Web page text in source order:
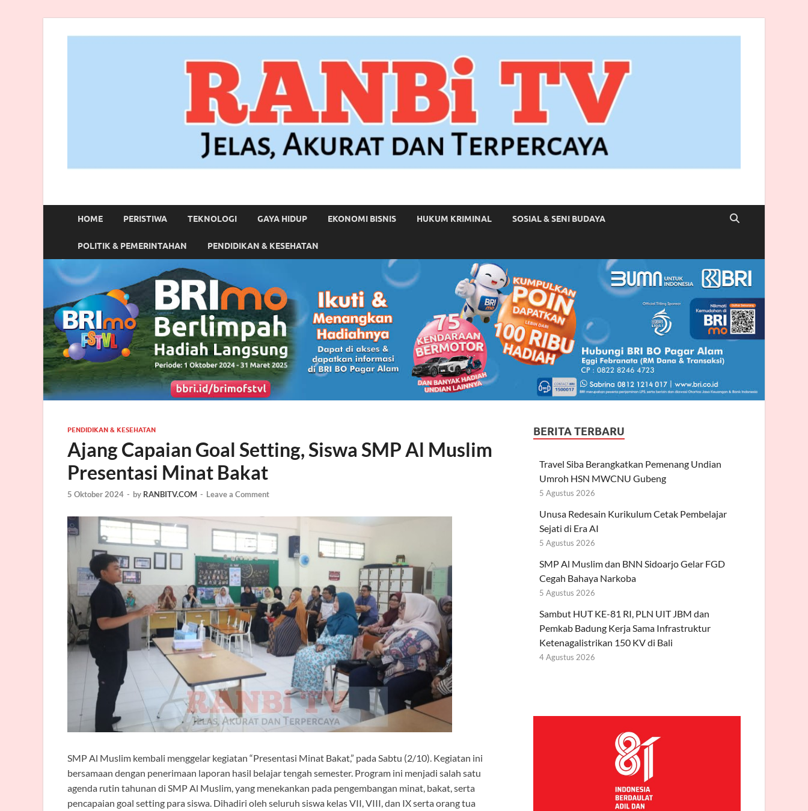
RANBITV.COM
HOME PERISTIWA TEKNOLOGI GAYA HIDUP EKONOMI BISNIS HUKUM KRIMINAL SOSIAL & SENI BUDAYA
POLITIK & PEMERINTAHAN PENDIDIKAN & KESEHATAN
PENDIDIKAN & KESEHATAN
Ajang Capaian Goal Setting, Siswa SMP Al Muslim
Presentasi Minat Bakat
5 Oktober 2024 - by RANBITV.COM - Leave a Comment
SMP Al Muslim kembali menggelar kegiatan “Presentasi Minat Bakat,” pada Sabtu (2/10). Kegiatan ini
bersamaan dengan penerimaan laporan hasil belajar tengah semester. Program ini menjadi salah satu
agenda rutin tahunan di SMP Al Muslim, yang menekankan pada pengembangan minat, bakat, serta
pencapaian goal setting para siswa. Dihadiri oleh seluruh siswa kelas VII, VIII, dan IX serta orang tua
BERITA TERBARU
Travel Siba Berangkatkan Pemenang Undian
Umroh HSN MWCNU Gubeng
5 Agustus 2026
Unusa Redesain Kurikulum Cetak Pembelajar
Sejati di Era AI
5 Agustus 2026
SMP Al Muslim dan BNN Sidoarjo Gelar FGD
Cegah Bahaya Narkoba
5 Agustus 2026
Sambut HUT KE-81 RI, PLN UIT JBM dan
Pemkab Badung Kerja Sama Infrastruktur
Ketenagalistrikan 150 KV di Bali
4 Agustus 2026